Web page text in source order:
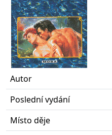
Autor
Poslední vydání
Místo děje